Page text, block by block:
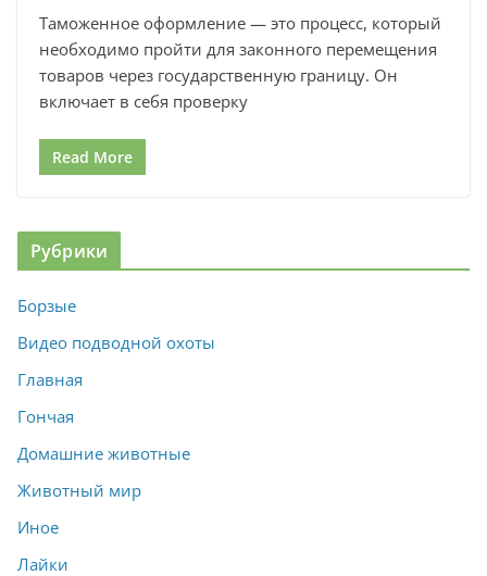
Таможенное оформление — это процесс, который
необходимо пройти для законного перемещения
товаров через государственную границу. Он
включает в себя проверку
Read More
Рубрики
Борзые
Видео подводной охоты
Главная
Гончая
Домашние животные
Животный мир
Иное
Лайки